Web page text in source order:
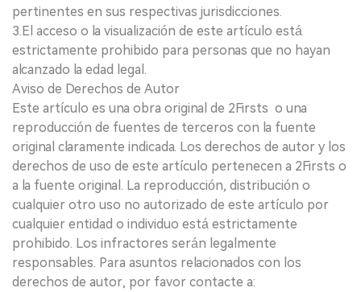
pertinentes en sus respectivas jurisdicciones.
3.El acceso o la visualización de este artículo está
estrictamente prohibido para personas que no hayan
alcanzado la edad legal.
Aviso de Derechos de Autor
Este artículo es una obra original de 2Firsts o una
reproducción de fuentes de terceros con la fuente
original claramente indicada. Los derechos de autor y los
derechos de uso de este artículo pertenecen a 2Firsts o
a la fuente original. La reproducción, distribución o
cualquier otro uso no autorizado de este artículo por
cualquier entidad o individuo está estrictamente
prohibido. Los infractores serán legalmente
responsables. Para asuntos relacionados con los
derechos de autor, por favor contacte a: